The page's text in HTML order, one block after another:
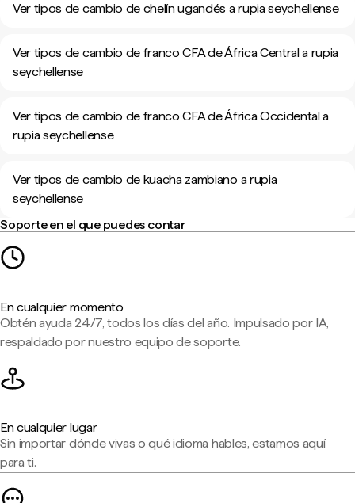
Ver tipos de cambio de chelín ugandés a rupia seychellense
Ver tipos de cambio de franco CFA de África Central a rupia
seychellense
Ver tipos de cambio de franco CFA de África Occidental a
rupia seychellense
Ver tipos de cambio de kuacha zambiano a rupia
seychellense
Soporte en el que puedes contar
En cualquier momento
Obtén ayuda 24/7, todos los días del año. Impulsado por IA,
respaldado por nuestro equipo de soporte.
En cualquier lugar
Sin importar dónde vivas o qué idioma hables, estamos aquí
para ti.